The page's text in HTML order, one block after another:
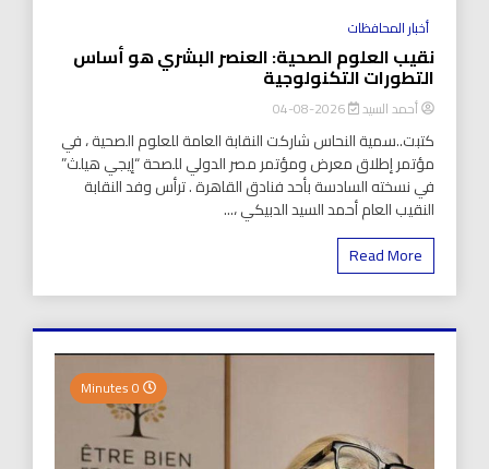
أخبار المحافظات
نقيب العلوم الصحية: العنصر البشري هو أساس
التطورات التكنولوجية
أحمد السيد 2026-08-04
كتبت..سمية النحاس شاركت النقابة العامة للعلوم الصحية ، في
مؤتمر إطلاق معرض ومؤتمر مصر الدولي للصحة “إيجي هيلث”
في نسخته السادسة بأحد فنادق القاهرة . ترأس وفد النقابة
النقيب العام أحمد السيد الدبيكي ،...
Read More